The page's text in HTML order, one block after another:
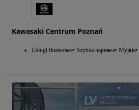
Kawasaki Centrum Poznań
Usługi finansowe Szybka naprawa Myjnia